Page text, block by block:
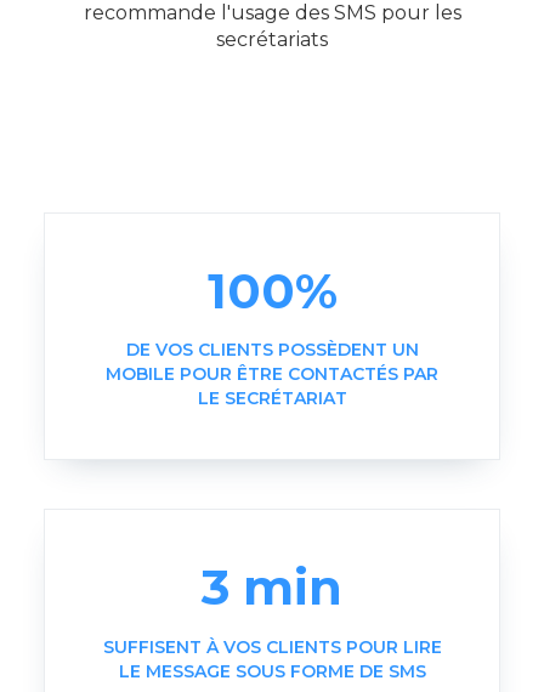
recommande l'usage des SMS pour les
secrétariats
100%
DE VOS CLIENTS POSSÈDENT UN
MOBILE POUR ÊTRE CONTACTÉS PAR
LE SECRÉTARIAT
3 min
SUFFISENT À VOS CLIENTS POUR LIRE
LE MESSAGE SOUS FORME DE SMS